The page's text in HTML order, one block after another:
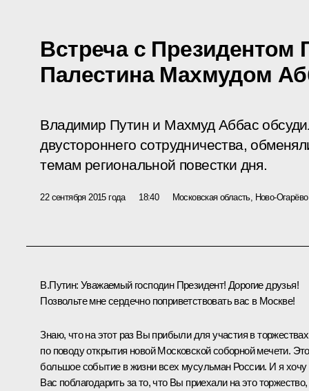
Встреча с Президентом
Палестина Махмудом
Владимир Путин и Махмуд Аббас
двустороннего сотрудничества,
темам региональной повестки дня.
22 сентября 2015 года 18:40 Московская область, Ново-Огарёво
В.Путин: Уважаемый господин Президент! Дорогие друзья!
Позвольте мне сердечно поприветствовать вас в Москве!
Знаю, что на этот раз Вы прибыли для участия в торжествах
по поводу открытия новой Московской соборной мечети. Это
большое событие в жизни всех мусульман России. И я хочу
Вас поблагодарить за то, что Вы приехали на это торжество,